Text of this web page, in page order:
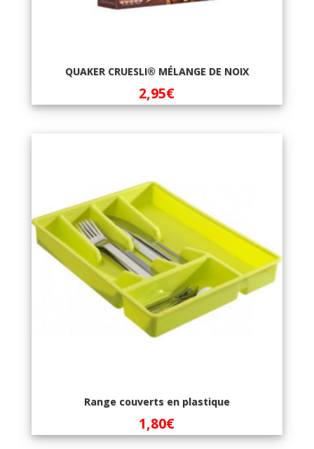
QUAKER CRUESLI® MÉLANGE DE NOIX
2,95€
Range couverts en plastique
1,80€